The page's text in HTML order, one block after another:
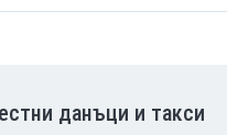
данъци и такси